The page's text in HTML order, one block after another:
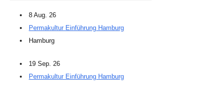
8 Aug. 26
Permakultur Einführung Hamburg
Hamburg
19 Sep. 26
Permakultur Einführung Hamburg